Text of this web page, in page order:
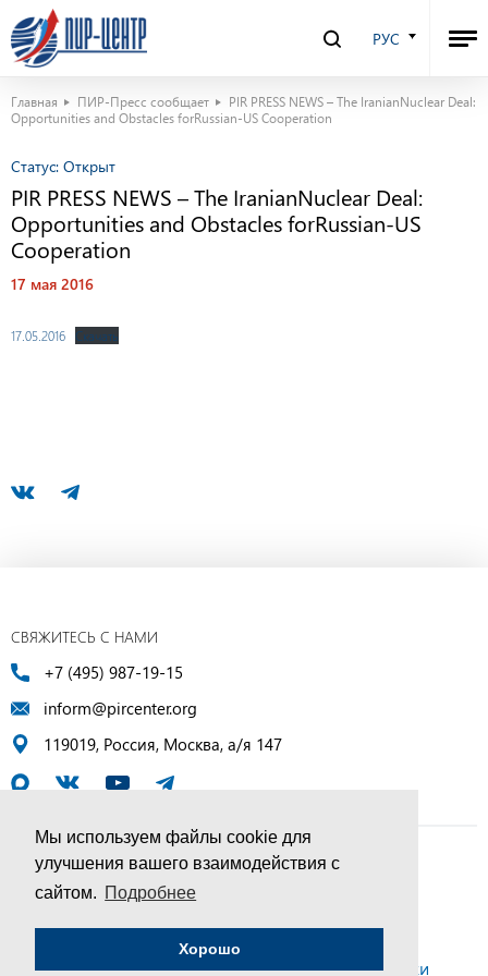
Мы используем файлы cookie для
улучшения вашего взаимодействия с
сайтом. Подробнее
Хорошо
РУС
Главная ПИР-Пресс сообщает
PIR PRESS NEWS – The IranianNuclear Deal:
Opportunities and Obstacles forRussian-US Cooperation
Статус: Открыт
PIR PRESS NEWS – The IranianNuclear Deal:
Opportunities and Obstacles forRussian-US
Cooperation
17 мая 2016
17.05.2016 Скачать
СВЯЖИТЕСЬ С НАМИ
+7 (495) 987-19-15
inform@pircenter.org
119019, Россия, Москва, а/я 147
© ПИР-Центр, 1994–2025 | Все права защищены
Соглашение об обработке персональных данных
Политика конфиденциальности и условия обработки